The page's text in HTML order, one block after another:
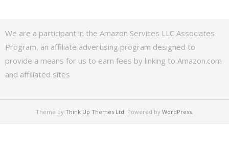
We are a participant in the Amazon Services LLC Associates
Program, an affiliate advertising program designed to
provide a means for us to earn fees by linking to Amazon.com
and affiliated sites
Theme by Think Up Themes Ltd. Powered by WordPress.